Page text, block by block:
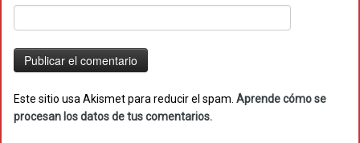
Este sitio usa Akismet para reducir el spam. Aprende cómo se
procesan los datos de tus comentarios.